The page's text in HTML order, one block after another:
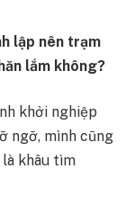
lập nên trạm
lắm không?
khởi nghiệp
ngỡ, mình cũng
khâu tìm